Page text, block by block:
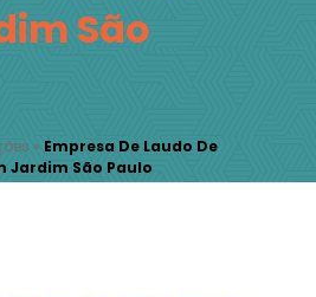
São
» Empresa De Laudo De
Jardim São Paulo